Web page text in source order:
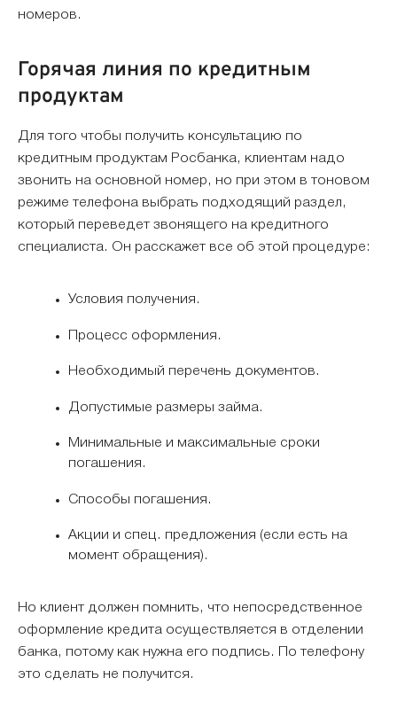
номеров.
Горячая линия по кредитным
продуктам
Для того чтобы получить консультацию по
кредитным продуктам Росбанка, клиентам надо
звонить на основной номер, но при этом в тоновом
режиме телефона выбрать подходящий раздел,
который переведет звонящего на кредитного
специалиста. Он расскажет все об этой процедуре:
Условия получения.
Процесс оформления.
Необходимый перечень документов.
Допустимые размеры займа.
Минимальные и максимальные сроки
погашения.
Способы погашения.
Акции и спец. предложения (если есть на
момент обращения).
Но клиент должен помнить, что непосредственное
оформление кредита осуществляется в отделении
банка, потому как нужна его подпись. По телефону
это сделать не получится.